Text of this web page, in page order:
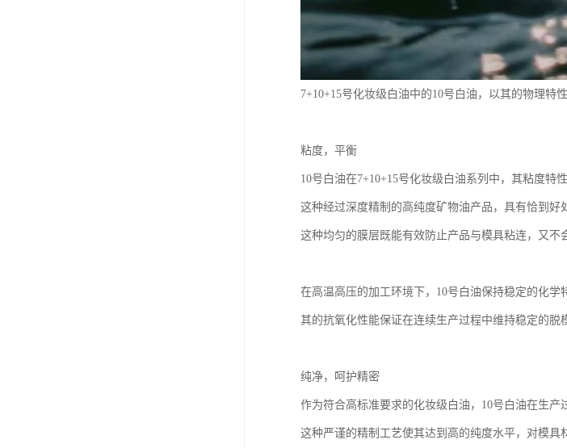
7+10+15号化妆级白油中的10号白油，以其的物理特
粘度，平衡
10号白油在7+10+15号化妆级白油系列中，其粘度特
这种经过深度精制的高纯度矿物油产品，具有恰到好
这种均匀的膜层既能有效防止产品与模具粘连，又不
在高温高压的加工环境下，10号白油保持稳定的化学
其的抗氧化性能保证在连续生产过程中维持稳定的脱
纯净，呵护精密
作为符合高标准要求的化妆级白油，10号白油在生产
这种严谨的精制工艺使其达到高的纯度水平，对模具